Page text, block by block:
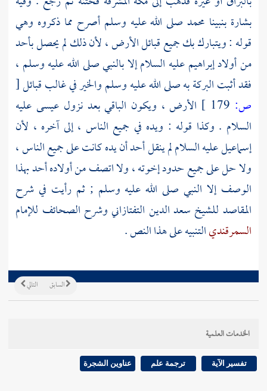
بشارة بنبينا محمد صلى الله عليه وسلم أصرح مما ذكروه وهي
قوله : ويتبارك بك جميع قبائل الأرض ، لأن ذلك لم يحصل بأحد
من أولادإبراهيمعليه السلام إلا بالنبي صلى الله عليه وسلم ،
فقد أثبت البركة به صلى الله عليه وسلم والخير في غالب قبائل[
ص:
الأرض ، ويكون الباقي بعد نزول عيسى عليه
السلام . وكذا قوله : ويده في جميع الناس ، إلى آخره ، لأن
إسماعيلعليه السلام لم ينقل أحد أن يده كانت على جميع الناس ،
ولا حل على جميع حدود إخوته ، ولا اتصف من أولاده أحد بهذا
الوصف إلا النبي صلى الله عليه وسلم ; ثم رأيت في شرح
المقاصد للشيخ سعد الدين التفتازانيوشرح الصحائف للإمام
السمرقنديالتنبيه على هذا النص .
التالي السابق
الخدمات العلمية
تفسير الآية ترجمة علم عناوين الشجرة